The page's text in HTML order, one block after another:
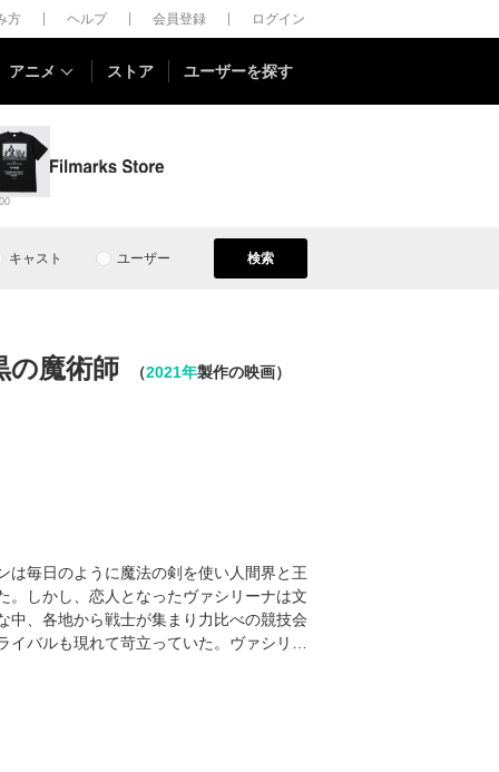
方 ヘルプ 会員登録 ログイン
アニメ ストア ユーザーを探す
キャスト ユーザー 検索
の魔術師 （2021年製作の映画）
は毎日のように魔法の剣を使い人間界と王
。しかし、恋人となったヴァシリーナは文
中、各地から戦士が集まり力比べの競技会
イバルも現れて苛立っていた。ヴァシリ…